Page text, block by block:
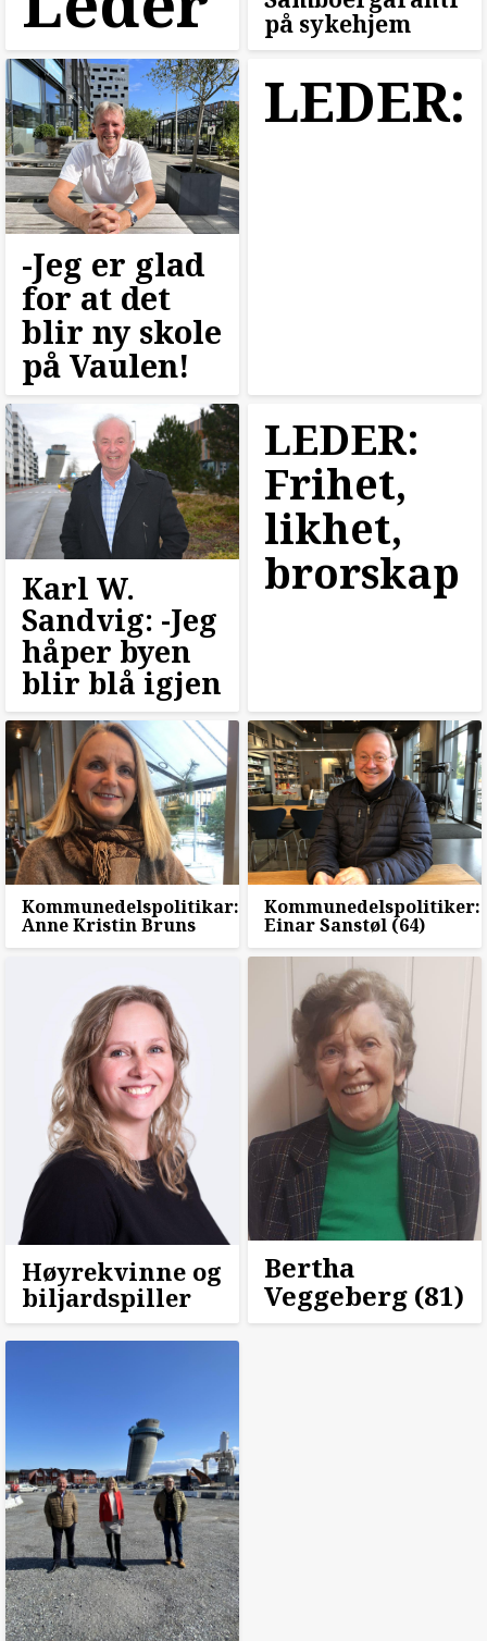
på sykehjem
-Jeg er glad
for at det
blir ny skole
på Vaulen!
LEDER:
Karl W.
Sandvig: -Jeg
håper byen
blir blå igjen
LEDER:
Frihet,
likhet,
brorskap
Kommunedelspolitikar:
Anne Kristin Bruns
Kommunedelspolitiker:
Einar Sanstøl (64)
Høyrekvinne og
biljardspiller
Bertha
Veggeberg (81)